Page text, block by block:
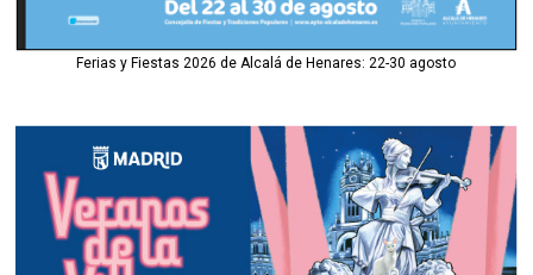
Ferias y Fiestas 2026 de Alcalá de Henares: 22-30 agosto